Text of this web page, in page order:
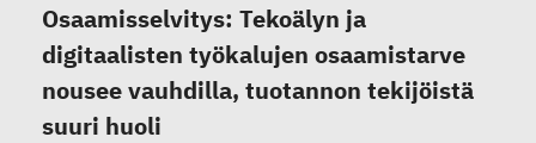
Osaamisselvitys: Tekoälyn ja
digitaalisten työkalujen osaamistarve
nousee vauhdilla, tuotannon tekijöistä
suuri huoli